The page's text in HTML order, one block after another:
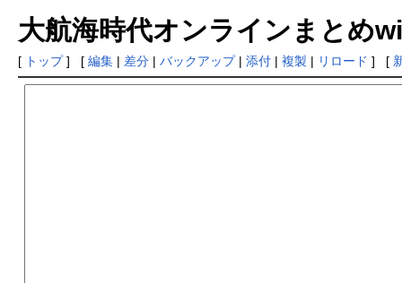
大航海時代オンラインまとめ
[ トップ] [ 編集| 差分| バックアップ| 添付| 複製 | リロード ] [